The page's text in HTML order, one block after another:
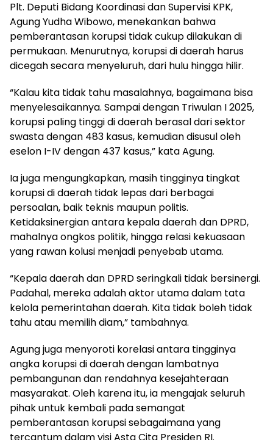
‎Plt. Deputi Bidang Koordinasi dan Supervisi KPK,
Agung Yudha Wibowo, menekankan bahwa
pemberantasan korupsi tidak cukup dilakukan di
permukaan. Menurutnya, korupsi di daerah harus
dicegah secara menyeluruh, dari hulu hingga hilir.
‎“Kalau kita tidak tahu masalahnya, bagaimana bisa
menyelesaikannya. Sampai dengan Triwulan I 2025,
korupsi paling tinggi di daerah berasal dari sektor
swasta dengan 483 kasus, kemudian disusul oleh
eselon I-IV dengan 437 kasus,” kata Agung.
‎Ia juga mengungkapkan, masih tingginya tingkat
korupsi di daerah tidak lepas dari berbagai
persoalan, baik teknis maupun politis.
Ketidaksinergian antara kepala daerah dan DPRD,
mahalnya ongkos politik, hingga relasi kekuasaan
yang rawan kolusi menjadi penyebab utama.
‎“Kepala daerah dan DPRD seringkali tidak bersinergi.
Padahal, mereka adalah aktor utama dalam tata
kelola pemerintahan daerah. Kita tidak boleh tidak
tahu atau memilih diam,” tambahnya.
‎Agung juga menyoroti korelasi antara tingginya
angka korupsi di daerah dengan lambatnya
pembangunan dan rendahnya kesejahteraan
masyarakat. Oleh karena itu, ia mengajak seluruh
pihak untuk kembali pada semangat
pemberantasan korupsi sebagaimana yang